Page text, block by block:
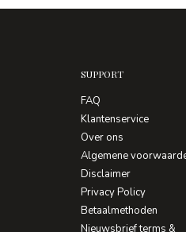
SUPPORT
FAQ
Klantenservice
Over ons
Algemene
Disclaimer
Privacy Policy
Betaalmethoden
Nieuwsbrief terms &